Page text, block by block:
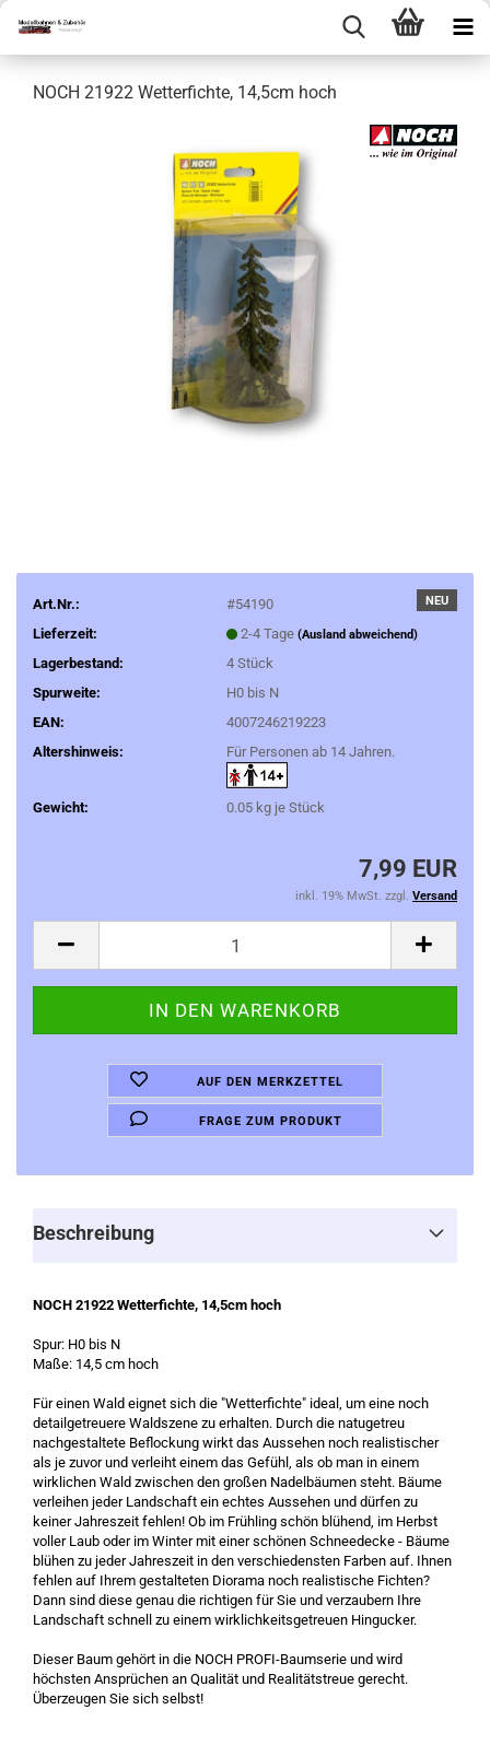
NOCH 21922 Wetterfichte, 14,5cm hoch
NEU
Art.Nr.:
#54190
Lieferzeit:
2-4 Tage (Ausland abweichend)
Lagerbestand: 4 Stück
Spurweite:
H0 bis N
EAN:
4007246219223
Altershinweis:
Für Personen ab 14 Jahren.
Gewicht: 0.05kg je Stück
7,99 EUR
inkl. 19% MwSt. zzgl. Versand
AUF DEN MERKZETTEL
FRAGE ZUM PRODUKT
Beschreibung
NOCH 21922 Wetterfichte, 14,5cm hoch
Spur: H0 bis N
Maße: 14,5 cm hoch
Für einen Wald eignet sich die "Wetterfichte" ideal, um eine noch
detailgetreuere Waldszene zu erhalten. Durch die natugetreu
nachgestaltete Beflockung wirkt das Aussehen noch realistischer
als je zuvor und verleiht einem das Gefühl, als ob man in einem
wirklichen Wald zwischen den großen Nadelbäumen steht. Bäume
verleihen jeder Landschaft ein echtes Aussehen und dürfen zu
keiner Jahreszeit fehlen! Ob im Frühling schön blühend, im Herbst
voller Laub oder im Winter mit einer schönen Schneedecke - Bäume
blühen zu jeder Jahreszeit in den verschiedensten Farben auf. Ihnen
fehlen auf Ihrem gestalteten Diorama noch realistische Fichten?
Dann sind diese genau die richtigen für Sie und verzaubern Ihre
Landschaft schnell zu einem wirklichkeitsgetreuen Hingucker.
Dieser Baum gehört in die NOCH PROFI-Baumserie und wird
höchsten Ansprüchen an Qualität und Realitätstreue gerecht.
Überzeugen Sie sich selbst!